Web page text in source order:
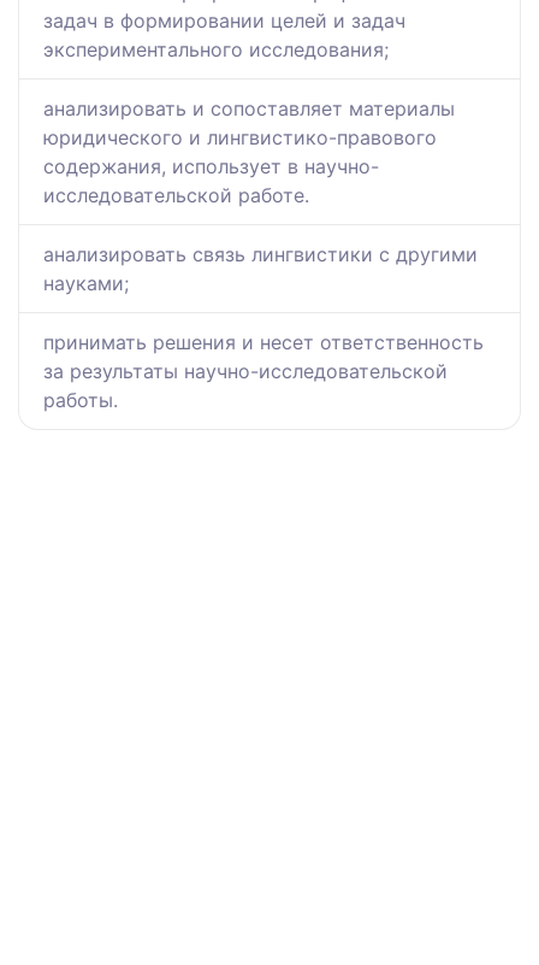
задач в формировании целей и задач
экспериментального исследования;
анализировать и сопоставляет материалы
юридического и лингвистико-правового
содержания, использует в научно-
исследовательской работе.
анализировать связь лингвистики с другими
науками;
принимать решения и несет ответственность
за результаты научно-исследовательской
работы.